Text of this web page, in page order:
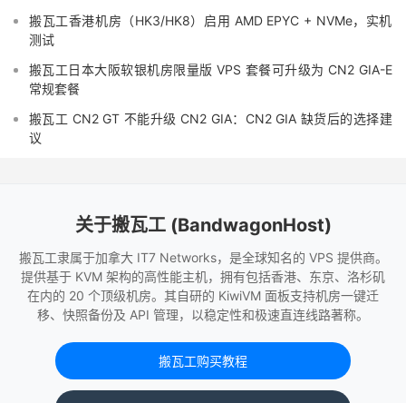
搬瓦工香港机房（HK3/HK8）启用 AMD EPYC + NVMe，实机
测试
搬瓦工日本大阪软银机房限量版 VPS 套餐可升级为 CN2 GIA-E
常规套餐
搬瓦工 CN2 GT 不能升级 CN2 GIA：CN2 GIA 缺货后的选择建
议
关于搬瓦工 (BandwagonHost)
搬瓦工隶属于加拿大 IT7 Networks，是全球知名的 VPS 提供商。
提供基于 KVM 架构的高性能主机，拥有包括香港、东京、洛杉矶
在内的 20 个顶级机房。其自研的 KiwiVM 面板支持机房一键迁
移、快照备份及 API 管理，以稳定性和极速直连线路著称。
搬瓦工购买教程